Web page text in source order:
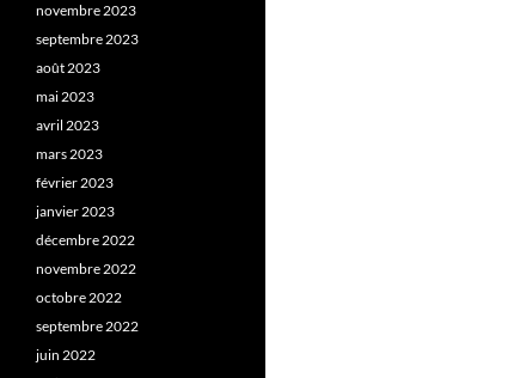
novembre 2023
septembre 2023
août 2023
mai 2023
avril 2023
mars 2023
février 2023
janvier 2023
décembre 2022
novembre 2022
octobre 2022
septembre 2022
juin 2022